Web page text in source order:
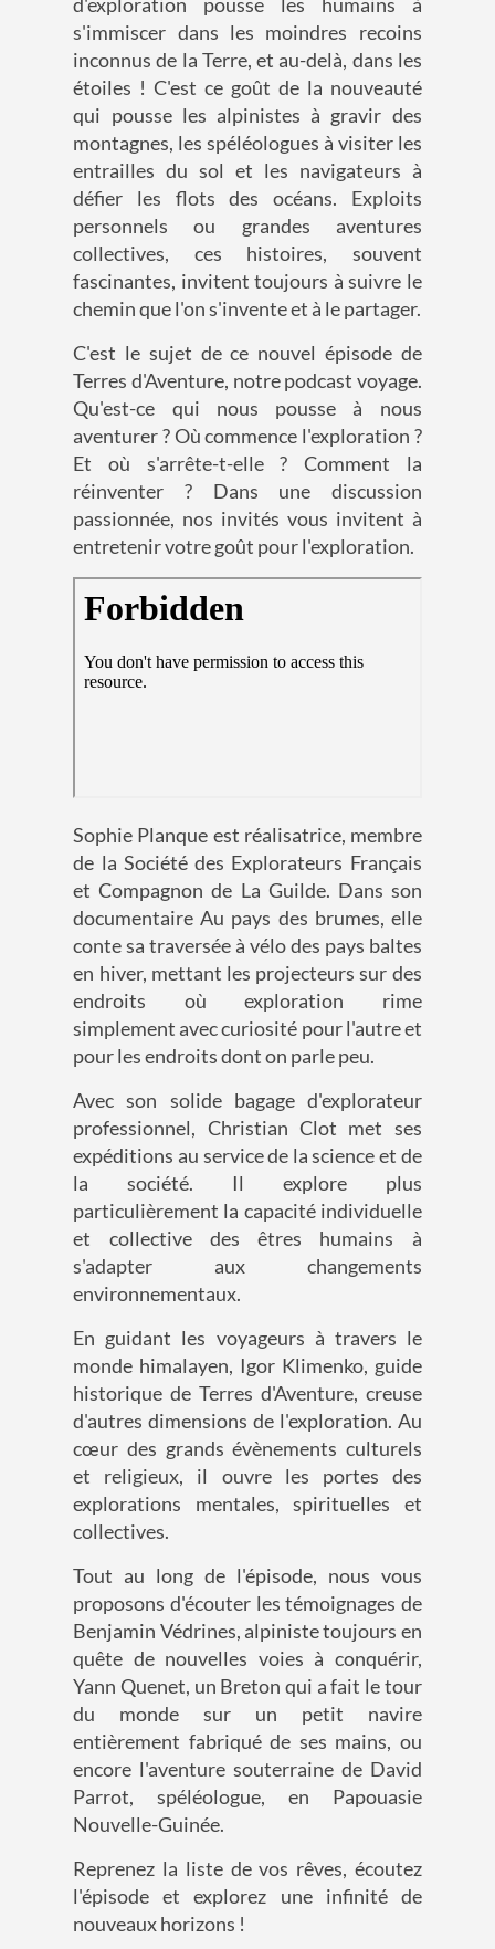
d'exploration pousse les humains à
s'immiscer dans les moindres recoins
inconnus de la Terre, et au-delà, dans les
étoiles ! C'est ce goût de la nouveauté
qui pousse les alpinistes à gravir des
montagnes, les spéléologues à visiter les
entrailles du sol et les navigateurs à
défier les flots des océans. Exploits
personnels ou grandes aventures
collectives, ces histoires, souvent
fascinantes, invitent toujours à suivre le
chemin que l'on s'invente et à le partager.
C'est le sujet de ce nouvel épisode de
Terres d'Aventure, notre podcast voyage.
Qu'est-ce qui nous pousse à nous
aventurer ? Où commence l'exploration ?
Et où s'arrête-t-elle ? Comment la
réinventer ? Dans une discussion
passionnée, nos invités vous invitent à
entretenir votre goût pour l'exploration.
Sophie Planque est réalisatrice, membre
de la Société des Explorateurs Français
et Compagnon de La Guilde. Dans son
documentaire Au pays des brumes, elle
conte sa traversée à vélo des pays baltes
en hiver, mettant les projecteurs sur des
endroits où exploration rime
simplement avec curiosité pour l'autre et
pour les endroits dont on parle peu.
Avec son solide bagage d'explorateur
professionnel, Christian Clot met ses
expéditions au service de la science et de
la société. Il explore plus
particulièrement la capacité individuelle
et collective des êtres humains à
s'adapter aux changements
environnementaux.
En guidant les voyageurs à travers le
monde himalayen, Igor Klimenko, guide
historique de Terres d'Aventure, creuse
d'autres dimensions de l'exploration. Au
cœur des grands évènements culturels
et religieux, il ouvre les portes des
explorations mentales, spirituelles et
collectives.
Tout au long de l'épisode, nous vous
proposons d'écouter les témoignages de
Benjamin Védrines, alpiniste toujours en
quête de nouvelles voies à conquérir,
Yann Quenet, un Breton qui a fait le tour
du monde sur un petit navire
entièrement fabriqué de ses mains, ou
encore l'aventure souterraine de David
Parrot, spéléologue, en Papouasie
Nouvelle-Guinée.
Reprenez la liste de vos rêves, écoutez
l'épisode et explorez une infinité de
nouveaux horizons !